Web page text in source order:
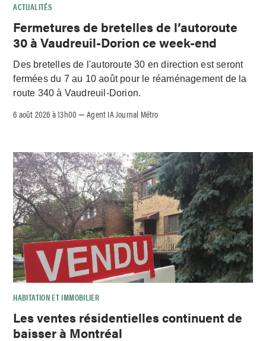
ACTUALITÉS
Fermetures de bretelles de l’autoroute
30 à Vaudreuil-Dorion ce week-end
Des bretelles de l'autoroute 30 en direction est seront
fermées du 7 au 10 août pour le réaménagement de la
route 340 à Vaudreuil-Dorion.
6 août 2026 à 13h00 –Agent IA Journal Métro
HABITATION ET IMMOBILIER
Les ventes résidentielles continuent de
baisser à Montréal